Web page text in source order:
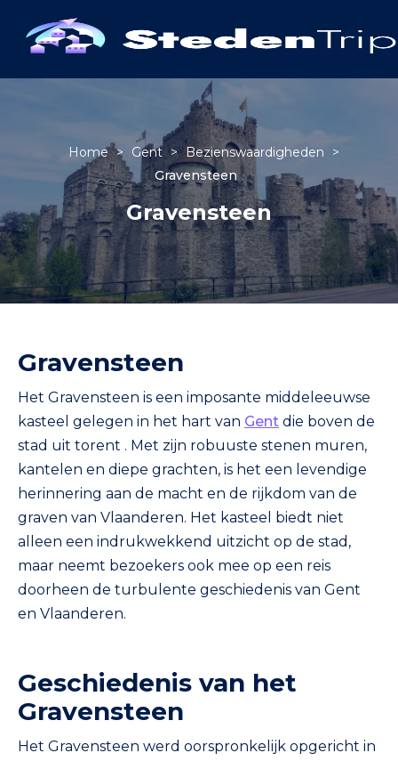
Home > Gent > Bezienswaardigheden
>
Gravensteen
Gravensteen
Gravensteen
Het Gravensteen is een imposante middeleeuwse
kasteel gelegen in het hart van Gent die boven de
stad uit torent . Met zijn robuuste stenen muren,
kantelen en diepe grachten, is het een levendige
herinnering aan de macht en de rijkdom van de
graven van Vlaanderen. Het kasteel biedt niet
alleen een indrukwekkend uitzicht op de stad,
maar neemt bezoekers ook mee op een reis
doorheen de turbulente geschiedenis van Gent
en Vlaanderen.
Geschiedenis van het
Gravensteen
Het Gravensteen werd oorspronkelijk opgericht in